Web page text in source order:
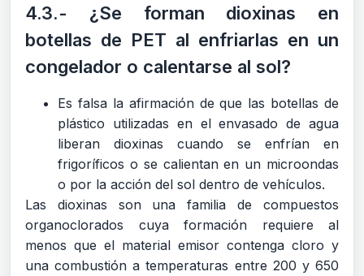
4.3.- ¿Se forman dioxinas en
botellas de PET al enfriarlas en un
congelador o calentarse al sol?
Es falsa la afirmación de que las botellas de
plástico utilizadas en el envasado de agua
liberan dioxinas cuando se enfrían en
frigoríficos o se calientan en un microondas
o por la acción del sol dentro de vehículos.
Las dioxinas son una familia de compuestos
organoclorados cuya formación requiere al
menos que el material emisor contenga cloro y
una combustión a temperaturas entre 200 y 650